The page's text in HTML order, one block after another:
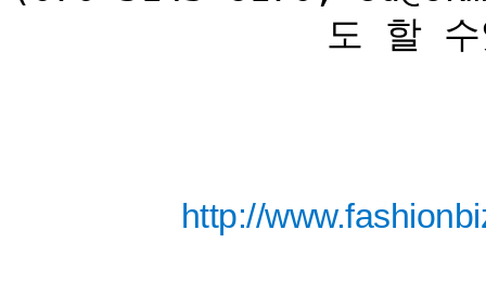
도 할
http://